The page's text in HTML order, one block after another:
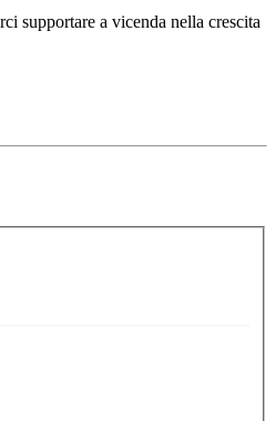
supportare a vicenda nella crescita